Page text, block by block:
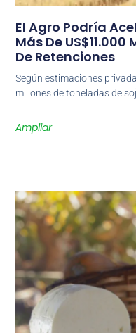
El Agro Podría
Más De
De Retenciones
Según estimaciones
millones de toneladas de
Ampliar